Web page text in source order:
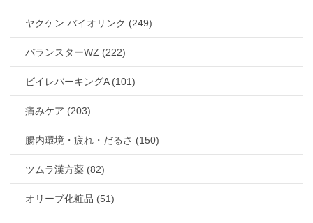
ヤクケン バイオリンク (249)
バランスターWZ (222)
ビイレバーキングA (101)
痛みケア (203)
腸内環境・疲れ・だるさ (150)
ツムラ漢方薬 (82)
オリーブ化粧品 (51)